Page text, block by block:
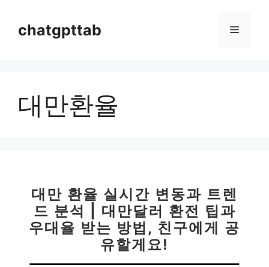
chatgpttab 메
대만환율
대만 환율 실시간 변동과 트렌
드 분석 | 대만달러 환전 팁과
우대율 받는 방법, 친구에게 공
유할게요!